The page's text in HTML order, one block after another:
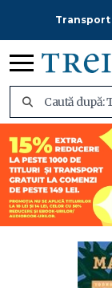
Transport